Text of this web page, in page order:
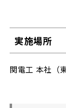
実施場所
関電工 本社（